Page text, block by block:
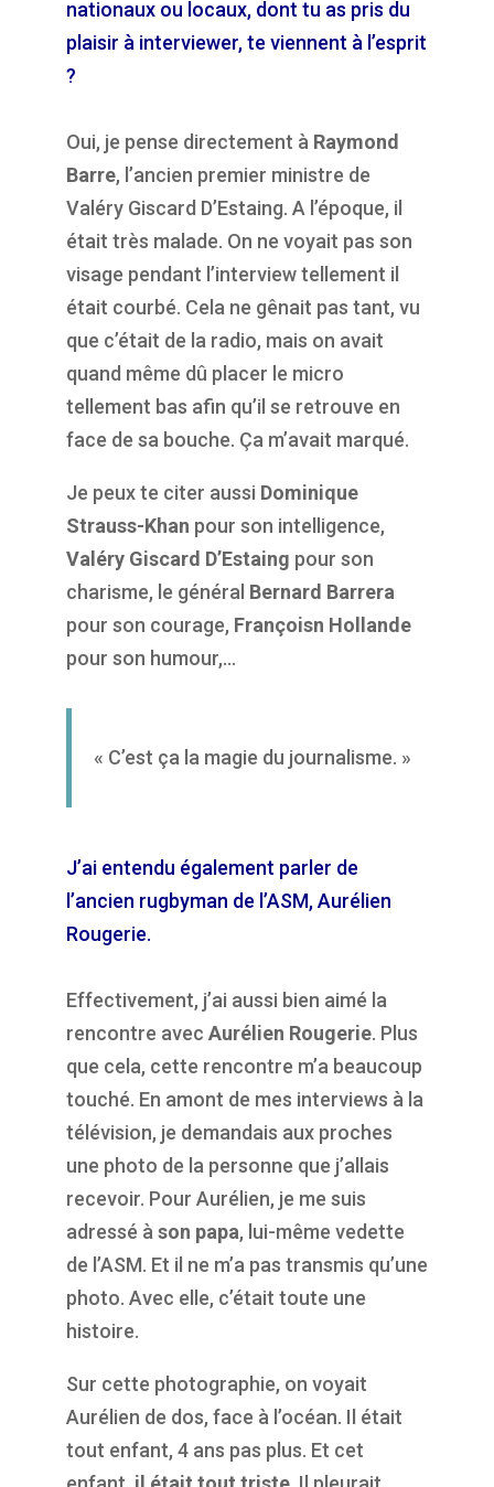
nationaux ou locaux, dont tu as pris du
plaisir à interviewer, te viennent à l’esprit
?
Oui, je pense directement à Raymond
Barre, l’ancien premier ministre de
Valéry Giscard D’Estaing. A l’époque, il
était très malade. On ne voyait pas son
visage pendant l’interview tellement il
était courbé. Cela ne gênait pas tant, vu
que c’était de la radio, mais on avait
quand même dû placer le micro
tellement bas afin qu’il se retrouve en
face de sa bouche. Ça m’avait marqué.
Je peux te citer aussi Dominique
Strauss-Khan pour son intelligence,
Valéry Giscard D’Estaing pour son
charisme, le général Bernard Barrera
pour son courage, Françoisn Hollande
pour son humour,…
« C’est ça la magie du journalisme. »
J’ai entendu également parler de
l’ancien rugbyman de l’ASM, Aurélien
Rougerie.
Effectivement, j’ai aussi bien aimé la
rencontre avec Aurélien Rougerie. Plus
que cela, cette rencontre m’a beaucoup
touché. En amont de mes interviews à la
télévision, je demandais aux proches
une photo de la personne que j’allais
recevoir. Pour Aurélien, je me suis
adressé à son papa, lui-même vedette
de l’ASM. Et il ne m’a pas transmis qu’une
photo. Avec elle, c’était toute une
histoire.
Sur cette photographie, on voyait
Aurélien de dos, face à l’océan. Il était
tout enfant, 4 ans pas plus. Et cet